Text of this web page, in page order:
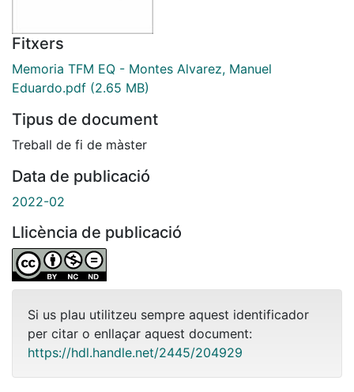
Fitxers
Memoria TFM EQ - Montes Alvarez, Manuel
Eduardo.pdf (2.65 MB)
Tipus de document
Treball de fi de màster
Data de publicació
2022-02
Llicència de publicació
Si us plau utilitzeu sempre aquest identificador
per citar o enllaçar aquest document:
https://hdl.handle.net/2445/204929